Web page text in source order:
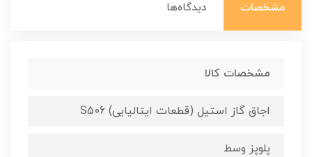
مشخصات دیدگاه‌ها
مشخصات کالا
اجاق گاز استیل (قطعات ایتالیایی) S506
پلوپز وسط